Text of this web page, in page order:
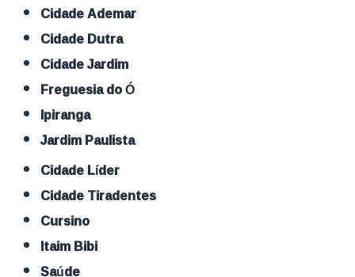
Cidade Ademar
Cidade Dutra
Cidade Jardim
Freguesia do Ó
Ipiranga
Jardim Paulista
Cidade Líder
Cidade Tiradentes
Cursino
Itaim Bibi
Saúde